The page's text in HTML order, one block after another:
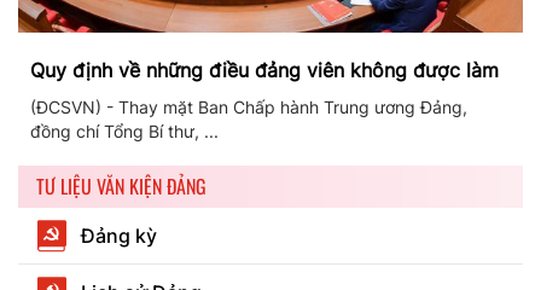
Quy định về những điều đảng viên không được làm
(ĐCSVN) - Thay mặt Ban Chấp hành Trung ương Đảng,
đồng chí Tổng Bí thư, ...
TƯ LIỆU VĂN KIỆN ĐẢNG
Đảng kỳ